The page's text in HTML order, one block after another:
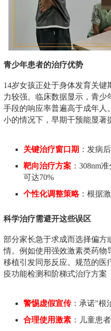
青少年患者的治疗优势
14岁女孩正处于身体发育关
力较强。临床数据显示，青少
手段的响应率普遍高于成年人
小的情况下，早期干预能显著
关键治疗窗口期 ：发病
靶向治疗方案 ：308nm
可达70%
个性化调整策略：根据
科学治疗需避开这些误区
部分家长急于求成而选择偏方
情。例如使用强效激素类药物
移植引发同形反应。规范的医
疫功能检测和阶梯式治疗方案
警惕虚假宣传：承诺"根
合理使用激素 ：儿童患